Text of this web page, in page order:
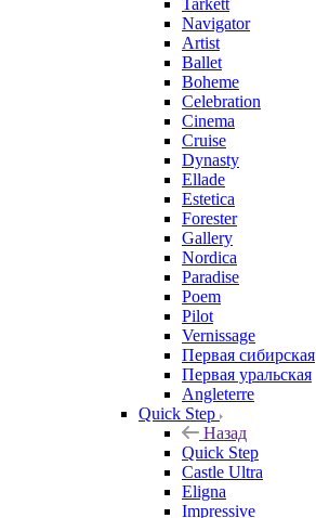
Tarkett
Navigator
Artist
Ballet
Boheme
Celebration
Cinema
Cruise
Dynasty
Ellade
Estetica
Forester
Gallery
Nordica
Paradise
Poem
Pilot
Vernissage
Первая сибирская
Первая уральская
Angleterre
Quick Step
Назад
Quick Step
Castle Ultra
Eligna
Impressive